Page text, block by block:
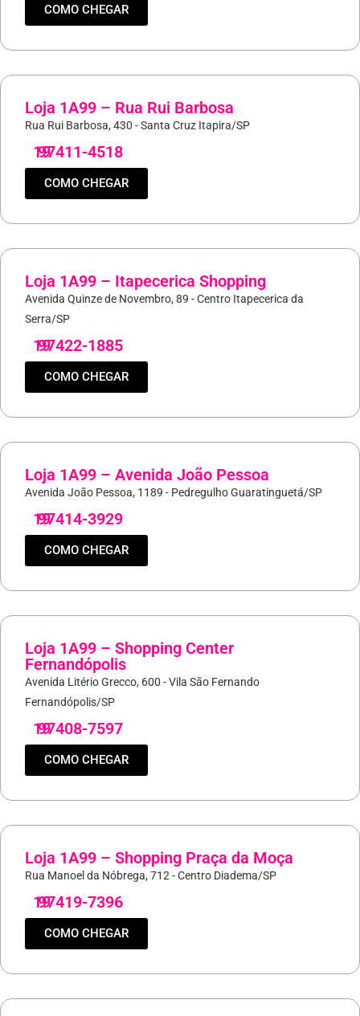
COMO CHEGAR
Loja 1A99 – Rua Rui Barbosa
Rua Rui Barbosa, 430 - Santa Cruz Itapira/SP
19
97411-4518
COMO CHEGAR
Loja 1A99 – Itapecerica Shopping
Avenida Quinze de Novembro, 89 - Centro Itapecerica da
Serra/SP
19
97422-1885
COMO CHEGAR
Loja 1A99 – Avenida João Pessoa
Avenida João Pessoa, 1189 - Pedregulho Guaratinguetá/SP
19
97414-3929
COMO CHEGAR
Loja 1A99 – Shopping Center
Fernandópolis
Avenida Litério Grecco, 600 - Vila São Fernando
Fernandópolis/SP
19
97408-7597
COMO CHEGAR
Loja 1A99 – Shopping Praça da Moça
Rua Manoel da Nóbrega, 712 - Centro Diadema/SP
19
97419-7396
COMO CHEGAR